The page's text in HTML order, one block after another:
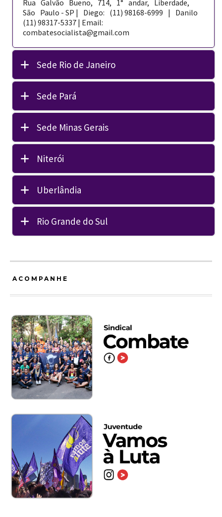
Rua Galvão Bueno, 714, 1° andar, Liberdade,
São Paulo - SP | Diego: (11) 98168-­6999 | Danilo
(11) 98317-5337 | Email:
combatesocialista@gmail.com
Sede Rio de Janeiro
Sede Pará
Sede Minas Gerais
Niterói
Uberlândia
Rio Grande do Sul
ACOMPANHE